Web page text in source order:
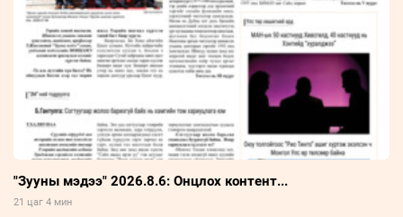
"Зууны мэдээ" 2026.8.6: Онцлох контент...
21 цаг 4 мин